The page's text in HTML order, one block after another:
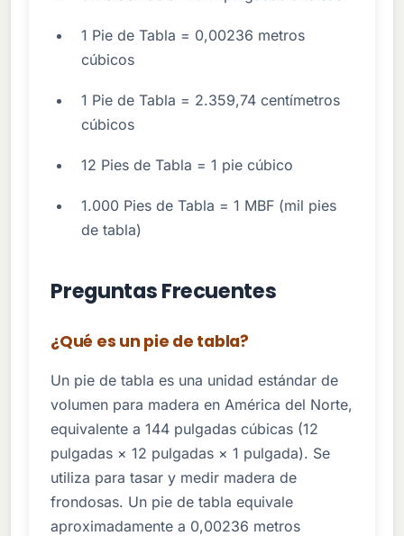
1 Pie de Tabla = 0,00236 metros
cúbicos
1 Pie de Tabla = 2.359,74 centímetros
cúbicos
12 Pies de Tabla = 1 pie cúbico
1.000 Pies de Tabla = 1 MBF (mil pies
de tabla)
Preguntas Frecuentes
¿Qué es un pie de tabla?
Un pie de tabla es una unidad estándar de
volumen para madera en América del Norte,
equivalente a 144 pulgadas cúbicas (12
pulgadas × 12 pulgadas × 1 pulgada). Se
utiliza para tasar y medir madera de
frondosas. Un pie de tabla equivale
aproximadamente a 0,00236 metros